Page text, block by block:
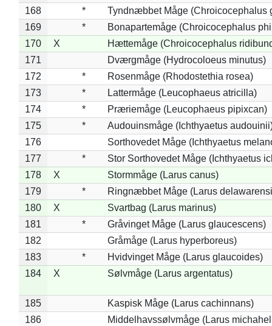
168
*
Tyndnæbbet Måge (Chroicocephalus
169
*
Bonapartemåge (Chroicocephalus
170
X
Hættemåge (Chroicocephalus
171
Dværgmåge (Hydrocoloeus minutus)
172
*
Rosenmåge (Rhodostethia rosea)
173
*
Lattermåge (Leucophaeus atricilla)
174
*
Præriemåge (Leucophaeus pipixcan)
175
*
Audouinsmåge (Ichthyaetus
176
Sorthovedet Måge (Ichthyaetus
177
*
Stor Sorthovedet Måge (Ichthyaetus
178
X
Stormmåge (Larus canus)
179
*
Ringnæbbet Måge (Larus
180
X
Svartbag (Larus marinus)
181
*
Gråvinget Måge (Larus glaucescens)
182
Gråmåge (Larus hyperboreus)
183
*
Hvidvinget Måge (Larus glaucoides)
184
X Sølvmåge (Larus argentatus)
185
Kaspisk Måge (Larus cachinnans)
186
Middelhavssølvmåge (Larus